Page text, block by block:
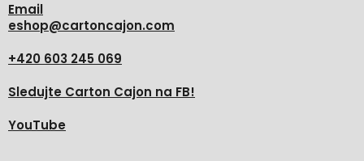
Email
eshop@cartoncajon.com
+420 603 245 069
Sledujte Carton Cajon na FB!
YouTube